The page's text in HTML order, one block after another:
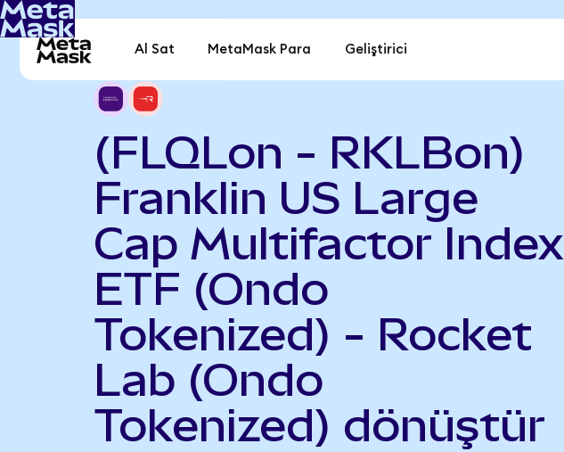
Al Sat MetaMask Para Geliştirici
(FLQLon - RKLBon)
Franklin US Large
Cap Multifactor Index
ETF (Ondo
Tokenized) - Rocket
Lab (Ondo
Tokenized) dönüştür